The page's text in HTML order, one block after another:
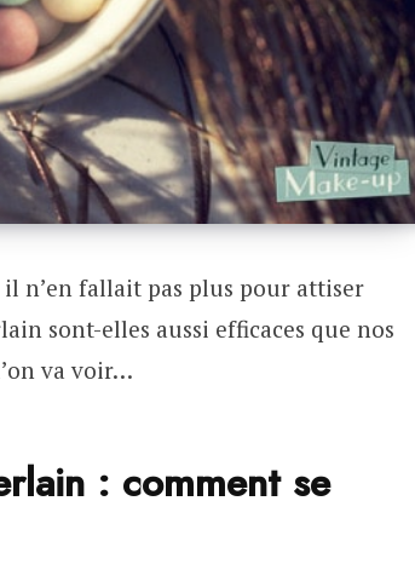
n’en fallait pas plus pour attiser
sont-elles aussi efficaces que nos
va voir…
: comment se